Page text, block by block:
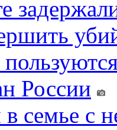
России
семье с